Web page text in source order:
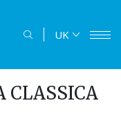
UK
CLASSICA